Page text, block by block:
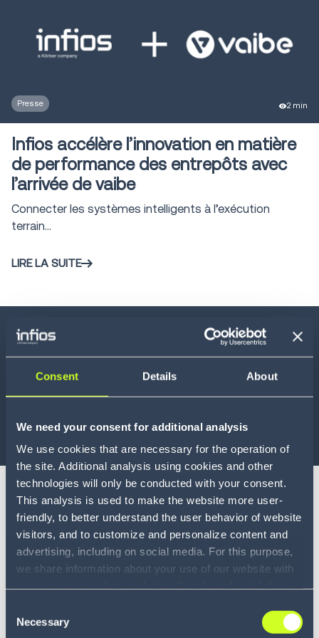
Consent Details About
We need your consent for additional analysis
We use cookies that are necessary for the operation of
the site. Additional analysis using cookies and other
technologies will only be conducted with your consent.
This analysis is used to make the website more user-
friendly, to better understand the user behavior of website
visitors, and to customize and personalize content and
advertising, including on social media. For this purpose,
we share information about your use of our website with
information with other data that you have provided to
Selection
Necessary
Customer care
et returns
1
modulaires pour
la gestion des
commandes
Gestion
commandes
1
commandes
pour les
opérations B2B
autonomes
(AMR)
13
Warehouse
Control System
(WCS)
4
Gamification 2
Presse 2 min
Infios accélère l’innovation en matière
de performance des entrepôts avec
l’arrivée de vaibe
Connecter les systèmes intelligents à l’exécution
terrain...
LIRE LA SUITE
Presse 3 min
Infios dévoile Infios Archer™, la couche
d'intelligence au service d'une
exécution de la supply chain pilotée
par l'IA
Cette nouvelle couche d’intelligence connecte les
système...
LIRE LA SUITE